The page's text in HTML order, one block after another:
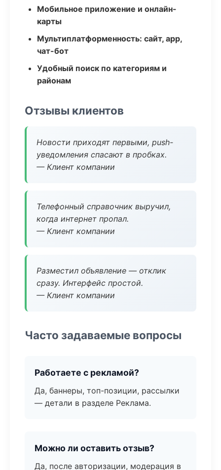
Мобильное приложение и онлайн-
карты
Мультиплатформенность: сайт, app,
чат-бот
Удобный поиск по категориям и
районам
Отзывы клиентов
Новости приходят первыми, push-
уведомления спасают в пробках.
— Клиент компании
Телефонный справочник выручил,
когда интернет пропал.
— Клиент компании
Разместил объявление — отклик
сразу. Интерфейс простой.
— Клиент компании
Часто задаваемые вопросы
Работаете с рекламой?
Да, баннеры, топ-позиции, рассылки
— детали в разделе Реклама.
Можно ли оставить отзыв?
Да, после авторизации, модерация в